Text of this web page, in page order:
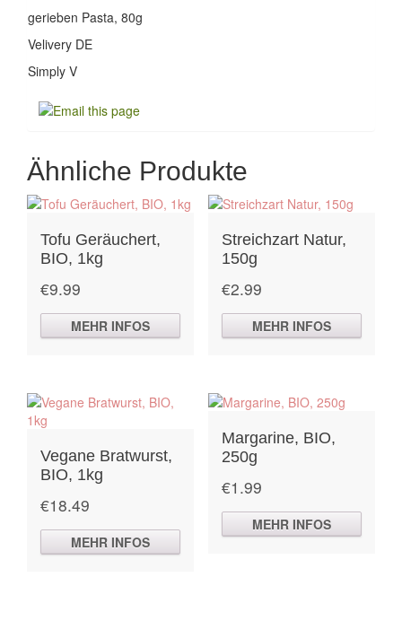
gerieben Pasta, 80g
Velivery DE
Simply V
Ähnliche Produkte
Tofu Geräuchert,
BIO, 1kg
€9.99
MEHR INFOS
Streichzart Natur,
150g
€2.99
MEHR INFOS
Vegane Bratwurst,
BIO, 1kg
€18.49
MEHR INFOS
Margarine, BIO,
250g
€1.99
MEHR INFOS